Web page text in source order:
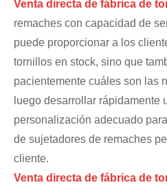
Venta directa de fábrica de
remaches con capacidad de
puede proporcionar a los
tornillos en stock, sino que
pacientemente cuáles son las
luego desarrollar rápidamente
personalización adecuado
de sujetadores de remaches
cliente.
Venta directa de fábrica de